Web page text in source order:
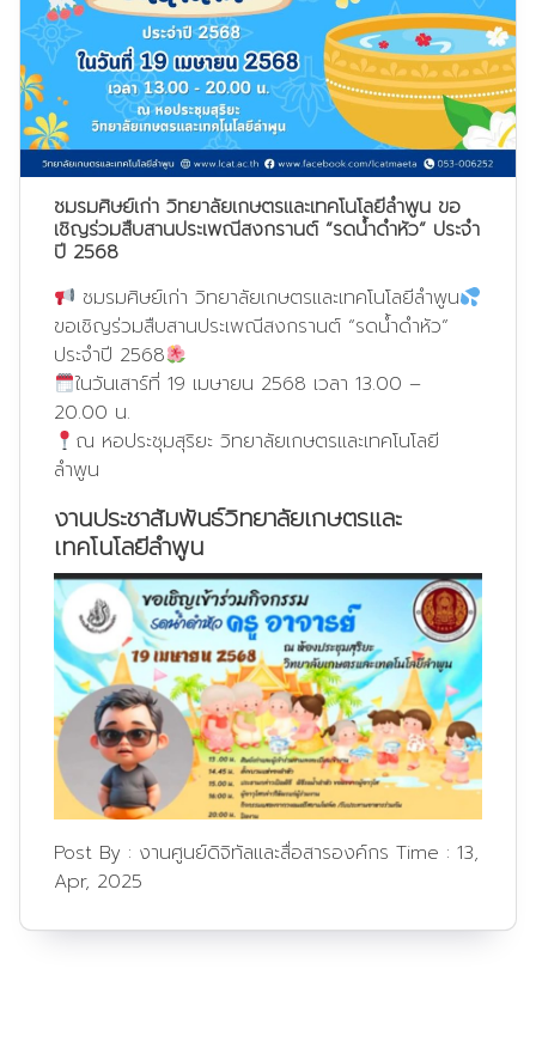
ชมรมศิษย์เก่า วิทยาลัยเกษตรและเทคโนโลยีลำพูน ขอ
เชิญร่วมสืบสานประเพณีสงกรานต์ “รดน้ำดำหัว” ประจำ
ปี 2568
ชมรมศิษย์เก่า วิทยาลัยเกษตรและเทคโนโลยีลำพูน
ขอเชิญร่วมสืบสานประเพณีสงกรานต์ “รดน้ำดำหัว”
ประจำปี 2568
ในวันเสาร์ที่ 19 เมษายน 2568 เวลา 13.00 –
20.00 น.
ณ หอประชุมสุริยะ วิทยาลัยเกษตรและเทคโนโลยี
ลำพูน
งานประชาสัมพันธ์วิทยาลัยเกษตรและ
เทคโนโลยีลำพูน
Post By : งานศูนย์ดิจิทัลและสื่อสารองค์กร Time : 13,
Apr, 2025